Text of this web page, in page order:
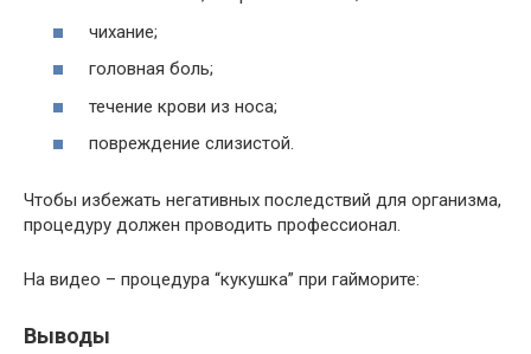
чихание;
головная боль;
течение крови из носа;
повреждение слизистой.
Чтобы избежать негативных последствий для организма,
процедуру должен проводить профессионал.
На видео – процедура “кукушка” при гайморите:
Выводы